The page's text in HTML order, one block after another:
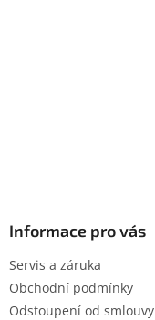
Informace pro vás
Servis a záruka
Obchodní podmínky
Odstoupení od smlouvy